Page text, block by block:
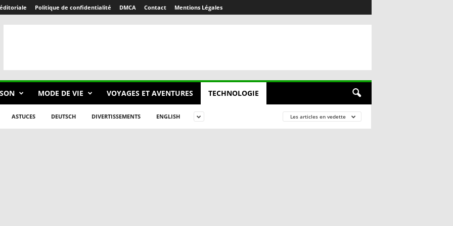
Politique de confidentialité DMCA Contact Mentions Légales
MODE DE VIE VOYAGES ET AVENTURES TECHNOLOGIE
ASTUCES DEUTSCH DIVERTISSEMENTS ENGLISH Les articles en vedette